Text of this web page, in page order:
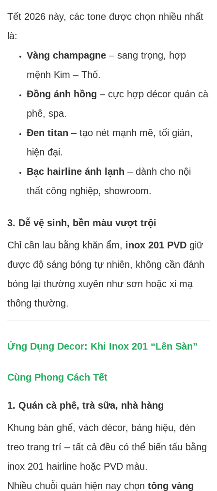
Tết 2026 này, các tone được chọn nhiều nhất
là:
Vàng champagne – sang trọng, hợp
mệnh Kim – Thổ.
Đồng ánh hồng – cực hợp décor quán cà
phê, spa.
Đen titan – tạo nét mạnh mẽ, tối giản,
hiện đại.
Bạc hairline ánh lạnh – dành cho nội
thất công nghiệp, showroom.
3. Dễ vệ sinh, bền màu vượt trội
Chỉ cần lau bằng khăn ẩm, inox 201 PVD giữ
được độ sáng bóng tự nhiên, không cần đánh
bóng lại thường xuyên như sơn hoặc xi mạ
thông thường.
Ứng Dụng Decor: Khi Inox 201 “Lên Sàn”
Cùng Phong Cách Tết
1. Quán cà phê, trà sữa, nhà hàng
Khung bàn ghế, vách décor, bảng hiệu, đèn
treo trang trí – tất cả đều có thể biến tấu bằng
inox 201 hairline hoặc PVD màu.
Nhiều chuỗi quán hiện nay chọn tông vàng